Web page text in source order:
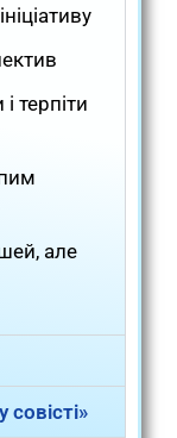
терпіти
але